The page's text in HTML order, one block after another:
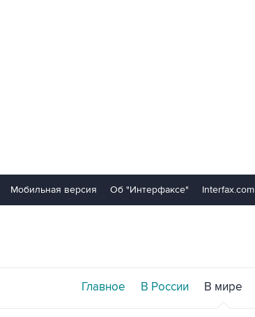
Мобильная версия Об "Интерфаксе" Interfax.com
Главное В России В мире